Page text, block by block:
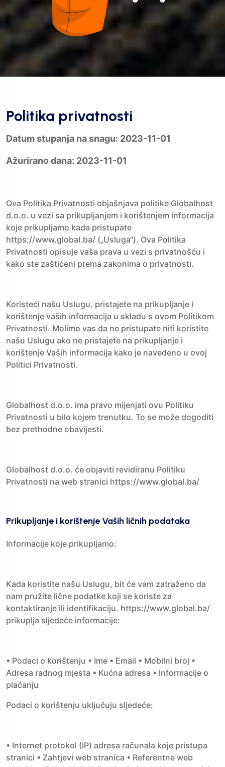
Politika privatnosti
Datum stupanja na snagu: 2023-11-01
Ažurirano dana: 2023-11-01
Ova Politika Privatnosti objašnjava politike Globalhost
d.o.o. u vezi sa prikupljanjem i korištenjem informacija
koje prikupljamo kada pristupate
https://www.global.ba/ („Usluga“). Ova Politika
Privatnosti opisuje vaša prava u vezi s privatnošću i
kako ste zaštićeni prema zakonima o privatnosti.
Koristeći našu Uslugu, pristajete na prikupljanje i
korištenje vaših informacija u skladu s ovom Politikom
Privatnosti. Molimo vas da ne pristupate niti koristite
našu Uslugu ako ne pristajete na prikupljanje i
korištenje Vaših informacija kako je navedeno u ovoj
Politici Privatnosti.
Globalhost d.o.o. ima pravo mijenjati ovu Politiku
Privatnosti u bilo kojem trenutku. To se može dogoditi
bez prethodne obavijesti.
Globalhost d.o.o. će objaviti revidiranu Politiku
Privatnosti na web stranici https://www.global.ba/
Prikupljanje i korištenje Vaših ličnih podataka
Informacije koje prikupljamo:
Kada koristite našu Uslugu, bit će vam zatraženo da
nam pružite lične podatke koji se koriste za
kontaktiranje ili identifikaciju. https://www.global.ba/
prikuplja sljedeće informacije:
• Podaci o korištenju • Ime • Email • Mobilni broj •
Adresa radnog mjesta • Kućna adresa • Informacije o
plaćanju
Podaci o korištenju uključuju sljedeće:
• Internet protokol (IP) adresa računala koje pristupa
stranici • Zahtjevi web stranica • Referentne web